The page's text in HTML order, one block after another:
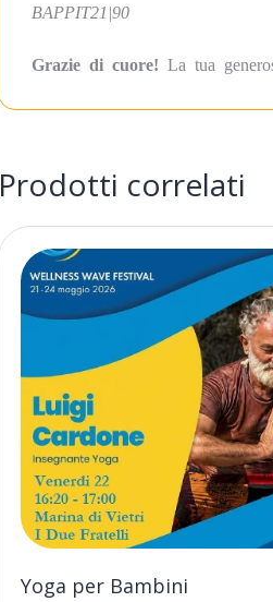
BAPPIT21|90
Grazie di cuore! La tua
Prodotti correlati
Yoga per Bambini